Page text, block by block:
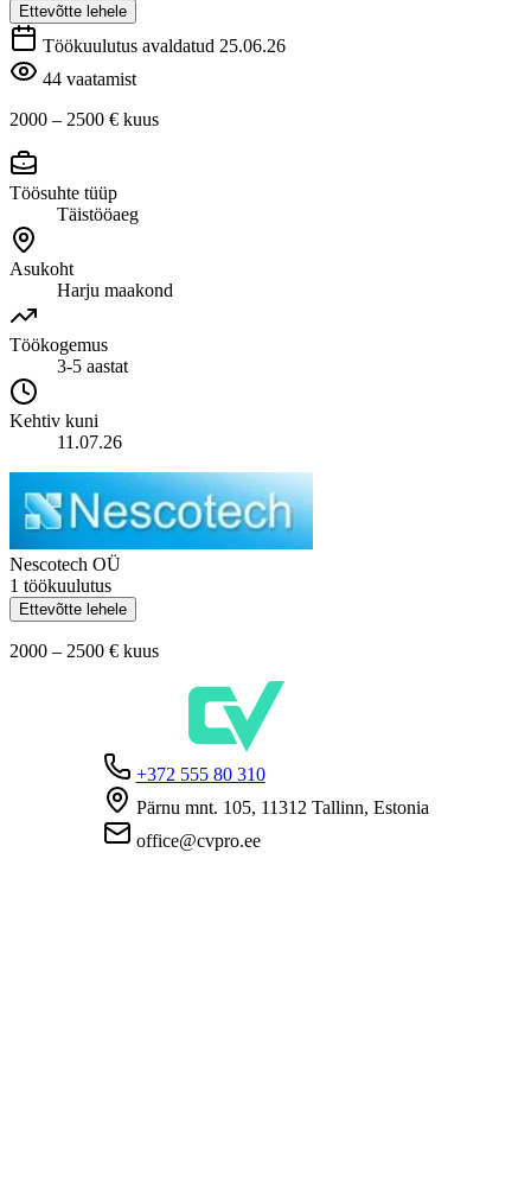
Ettevõtte lehele
Töökuulutus avaldatud 25.06.26
44 vaatamist
2000 – 2500 € kuus
Töösuhte tüüp
Täistööaeg
Asukoht
Harju maakond
Töökogemus
3-5 aastat
Kehtiv kuni
11.07.26
Nescotech OÜ
1 töökuulutus
Ettevõtte lehele
2000 – 2500 € kuus
+372 555 80 310
Pärnu mnt. 105, 11312 Tallinn, Estonia
office@cvpro.ee